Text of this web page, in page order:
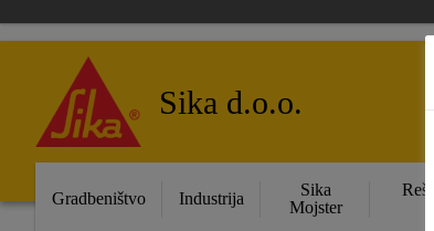
Sika d.o.o.
Gradbeništvo Industrija
Sika
Mojster